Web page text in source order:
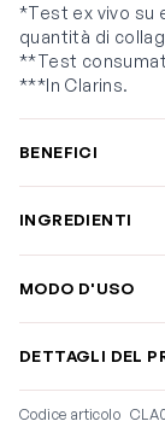
*Test ex vivo su
quantità di
**Test
***In Clarins.
BENEFICI
INGREDIENTI
MODO D'USO
DETTAGLI DEL
Codice articolo